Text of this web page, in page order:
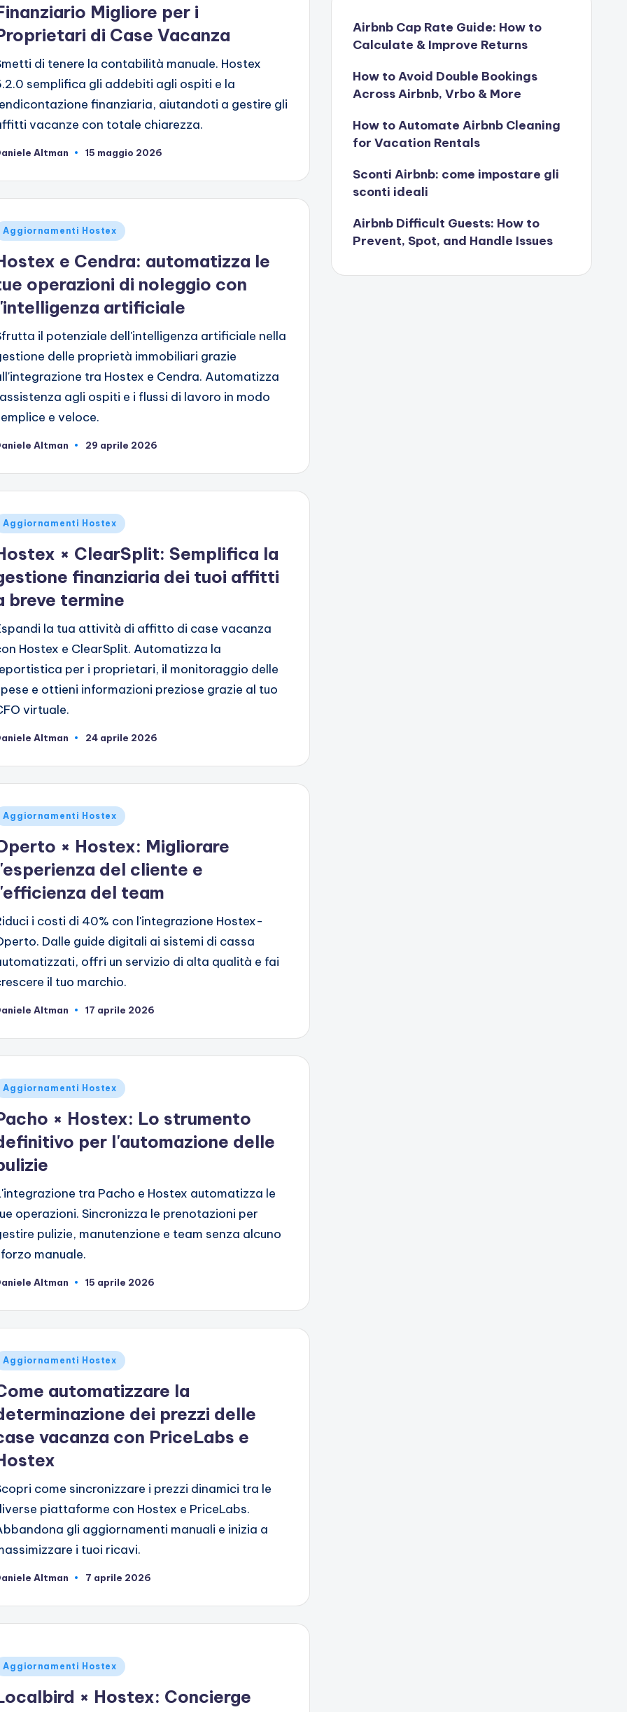
Migliore per i
di Case Vacanza
di tenere la contabilità manuale. Hostex
semplifica gli addebiti agli ospiti e la
finanziaria, aiutandoti a gestire gli
vacanze con totale chiarezza.
Altman 15 maggio 2026
Aggiornamenti Hostex
e Cendra: automatizza le
operazioni di noleggio con
artificiale
il potenziale dell'intelligenza artificiale nella
delle proprietà immobiliari grazie
tra Hostex e Cendra. Automatizza
agli ospiti e i flussi di lavoro in modo
e veloce.
Altman 29 aprile 2026
Aggiornamenti Hostex
× ClearSplit: Semplifica la
finanziaria dei tuoi affitti
breve termine
la tua attività di affitto di case vacanza
Hostex e ClearSplit. Automatizza la
per i proprietari, il monitoraggio delle
e ottieni informazioni preziose grazie al tuo
virtuale.
Altman 24 aprile 2026
Aggiornamenti Hostex
× Hostex: Migliorare
del cliente e
del team
i costi di 40% con l'integrazione Hostex-
Dalle guide digitali ai sistemi di cassa
offri un servizio di alta qualità e fai
il tuo marchio.
Altman 17 aprile 2026
Aggiornamenti Hostex
× Hostex: Lo strumento
per l'automazione delle
tra Pacho e Hostex automatizza le
operazioni. Sincronizza le prenotazioni per
pulizie, manutenzione e team senza alcuno
manuale.
Altman 15 aprile 2026
Aggiornamenti Hostex
automatizzare la
dei prezzi delle
vacanza con PriceLabs e
come sincronizzare i prezzi dinamici tra le
piattaforme con Hostex e PriceLabs.
gli aggiornamenti manuali e inizia a
i tuoi ricavi.
Altman 7 aprile 2026
Aggiornamenti Hostex
× Hostex: Concierge
Airbnb Cap Rate Guide: How to
Calculate & Improve Returns
How to Avoid Double Bookings
Across Airbnb, Vrbo & More
How to Automate Airbnb Cleaning
for Vacation Rentals
Sconti Airbnb: come impostare gli
sconti ideali
Airbnb Difficult Guests: How to
Prevent, Spot, and Handle Issues